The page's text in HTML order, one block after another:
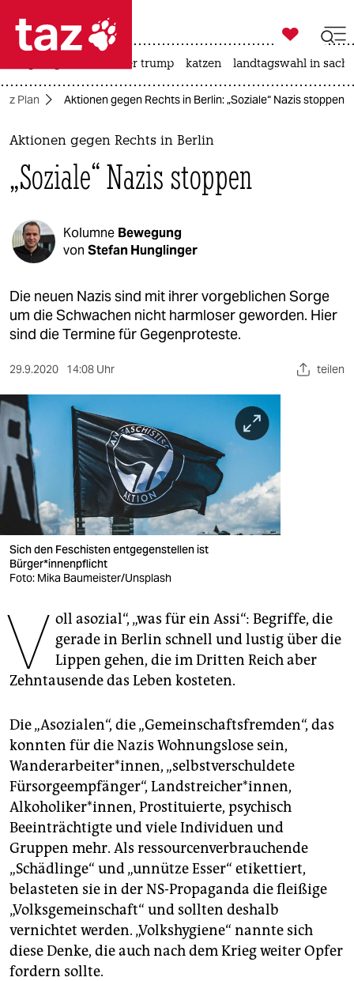
 taz zahl ich
taz zahl ich
themen
politik
öko
gesellschaft
kultur
sport
nord
wahrheit
verlag
verlag
veranstaltungen
shop
fragen & hilfe
unterstützen
abo
genossenschaft

taz zahl ich
usa unter trump katzen landtagswahl in
taz Plan Aktionen gegen Rechts in Berlin: „Soziale“ Nazis stoppen
Aktionen gegen Rechts in Berlin
„Soziale“ Nazis stoppen
Kolumne Bewegung
von Stefan Hunglinger
Die neuen Nazis sind mit ihrer vorgeblichen Sorge
um die Schwachen nicht harmloser geworden. Hier
sind die Termine für Gegenproteste.
29.9.2020 14:08 Uhr teilen
Sich den Feschisten entgegenstellen ist
Bürger*innenpflicht
Foto: Mika Baumeister/Unsplash
V oll asozial“, „was für ein Assi“: Begriffe, die
gerade in Berlin schnell und lustig über die
Lippen gehen, die im Dritten Reich aber
Zehntausende das Leben kosteten.
Die „Asozialen“, die „Gemeinschaftsfremden“, das
konnten für die Nazis Wohnungslose sein,
Wanderarbeiter*innen, „selbstverschuldete
Fürsorgeempfänger“, Landstreicher*innen,
Alkoholiker*innen, Prostituierte, psychisch
Beeinträchtigte und viele Individuen und
Gruppen mehr. Als ressourcenverbrauchende
„Schädlinge“ und „unnütze Esser“ etikettiert,
belasteten sie in der NS-Propaganda die fleißige
„Volksgemeinschaft“ und sollten deshalb
vernichtet werden. „Volkshygiene“ nannte sich
diese Denke, die auch nach dem Krieg weiter Opfer
fordern sollte.